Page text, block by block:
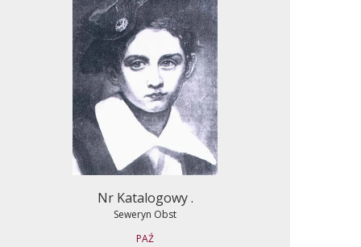
Nr Katalogowy .
Seweryn Obst
PAŹ